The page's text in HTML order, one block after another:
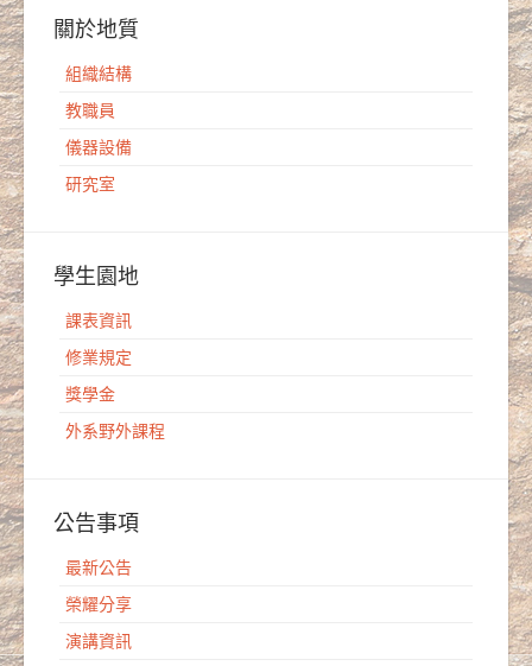
關於地質
組織結構
教職員
儀器設備
研究室
學生園地
課表資訊
修業規定
獎學金
外系野外課程
公告事項
最新公告
榮耀分享
演講資訊